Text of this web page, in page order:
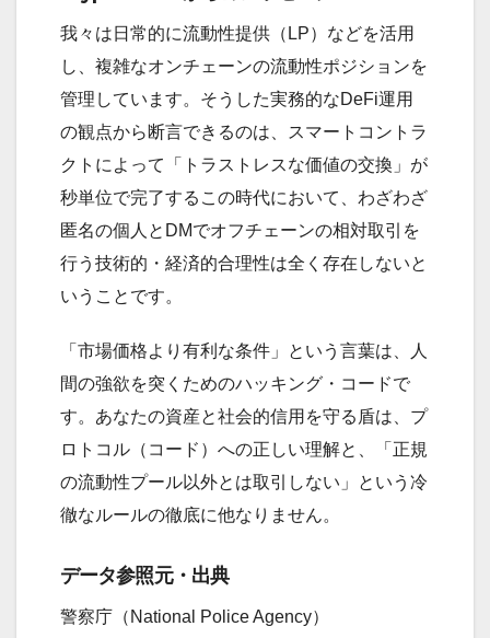
我々は日常的に流動性提供（LP）などを活用
し、複雑なオンチェーンの流動性ポジションを
管理しています。そうした実務的なDeFi運用
の観点から断言できるのは、スマートコントラ
クトによって「トラストレスな価値の交換」が
秒単位で完了するこの時代において、わざわざ
匿名の個人とDMでオフチェーンの相対取引を
行う技術的・経済的合理性は全く存在しないと
いうことです。
「市場価格より有利な条件」という言葉は、人
間の強欲を突くためのハッキング・コードで
す。あなたの資産と社会的信用を守る盾は、プ
ロトコル（コード）への正しい理解と、「正規
の流動性プール以外とは取引しない」という冷
徹なルールの徹底に他なりません。
データ参照元・出典
警察庁（National Police Agency）